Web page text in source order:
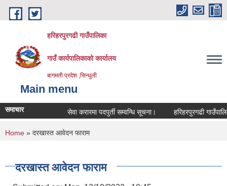
Skip to main content
हरिहरपुरगढी गाउँपालिका
गाउँ कार्यपालिकाको कार्यालय
बागमती प्रदेश ,सिन्धुली
Main menu
समाचार सेवा करारमा पदपुर्ती सम्वन्धि सूचना। हरिहरपुरगढी
You are here
Home » दरखास्त आवेदन फाराम
दरखास्त आवेदन फाराम